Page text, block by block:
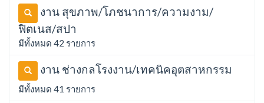
งาน สุขภาพ/โภชนาการ/ความงาม/
ฟิตเนส/สปา
มีทั้งหมด 42 รายการ
งาน ช่างกลโรงงาน/เทคนิคอุตสาหกรรม
มีทั้งหมด 41 รายการ